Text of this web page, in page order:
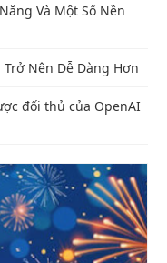
Và Một Số Nền
Nên Dễ Dàng Hơn
đối thủ của OpenAI